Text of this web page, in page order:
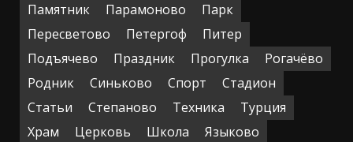
Памятник
Парамоново
Парк
Пересветово
Петергоф
Питер
Подъячево
Праздник Прогулка
Рогачёво
Родник
Синьково Спорт
Стадион
Статьи
Степаново Техника
Турция
Храм
Церковь Школа
Языково